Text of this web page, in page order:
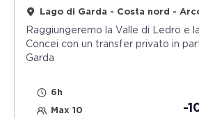
Lago di Garda - Costa nord -
Raggiungeremo la Valle di Ledro e
Concei con un transfer privato in
Garda
6h
Max 10
-